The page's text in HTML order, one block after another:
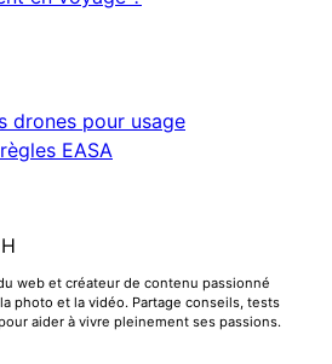
drones pour usage
EASA
web et créateur de contenu passionné
photo et la vidéo. Partage conseils, tests
aider à vivre pleinement ses passions.